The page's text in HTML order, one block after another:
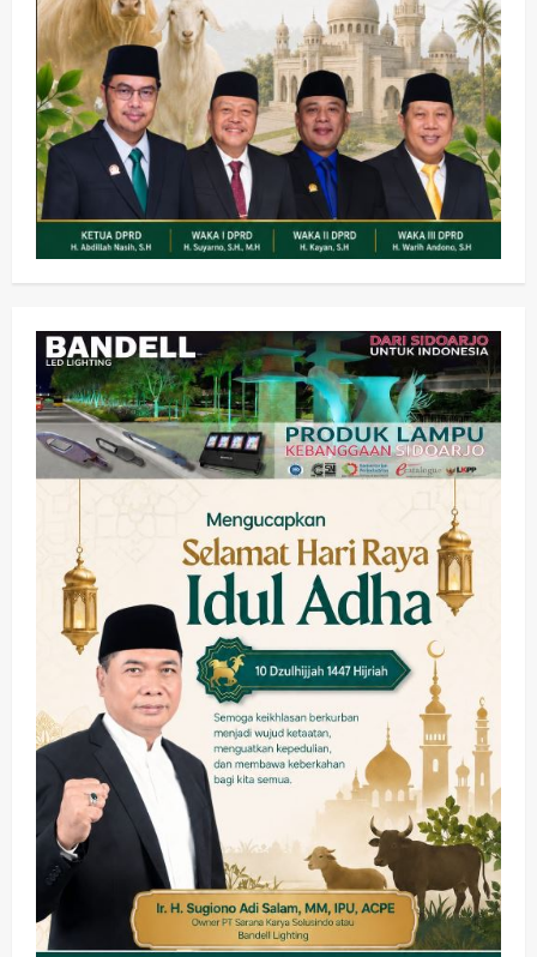
2
Kesehatan Pemerintahan
Ubah Lahan Tidur Jadi Cuan: Wabup
Sidoarjo Apresiasi Inovasi Teh Daun
Kumis Kucing Produk Anggota TNI AL
wartanusa 8 Agustus 2026
3
PANAS! Kalah Tender Proyek RSUD
Sibar Rp 9,9 M, Beranikah CV Tiga
Anugerah Utama Pertaruhkan
Jaminan Rp 100 Juta?
wartanusa 5 Agustus 2026
Olahraga
Adu Taktik di Atas Rumput Sintetis:
Memanaskan Mesin Menuju Piala
Soccer
wartanusa 5 Agustus 2026
5
Ekonomi Hiburan Pemerintahan
HOT NEWS: Ribuan Warga Wage
Tumplek Blek di Bazar Rakyat Jalan
Jambu, Borong Kuliner UMKM Sambil
Nonton Jaranan!
wartanusa 4 Agustus 2026
1
Kesehatan Pembangunan
Pemerintahan
Sanggah Banding Gugur Tanpa
Jaminan, PT Dehan Maulana Perkasa
Resmi Sabet Proyek RSUD Sibar Rp
7,9 Miliar
wartanusa 10 Agustus 2026
Kesehatan Pemerintahan